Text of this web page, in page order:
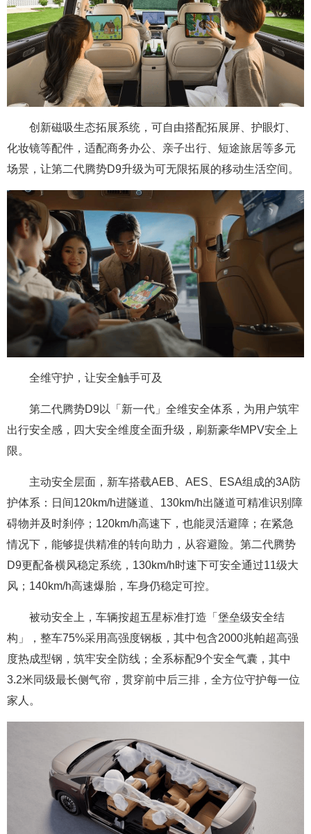
创新磁吸生态拓展系统，可自由搭配拓展屏、护眼灯、
化妆镜等配件，适配商务办公、亲子出行、短途旅居等多元
场景，让第二代腾势D9升级为可无限拓展的移动生活空间。
全维守护，让安全触手可及
第二代腾势D9以「新一代」全维安全体系，为用户筑牢
出行安全感，四大安全维度全面升级，刷新豪华MPV安全上
限。
主动安全层面，新车搭载AEB、AES、ESA组成的3A防
护体系：日间120km/h进隧道、130km/h出隧道可精准识别障
碍物并及时刹停；120km/h高速下，也能灵活避障；在紧急
情况下，能够提供精准的转向助力，从容避险。第二代腾势
D9更配备横风稳定系统，130km/h时速下可安全通过11级大
风；140km/h高速爆胎，车身仍稳定可控。
被动安全上，车辆按超五星标准打造「堡垒级安全结
构」，整车75%采用高强度钢板，其中包含2000兆帕超高强
度热成型钢，筑牢安全防线；全系标配9个安全气囊，其中
3.2米同级最长侧气帘，贯穿前中后三排，全方位守护每一位
家人。